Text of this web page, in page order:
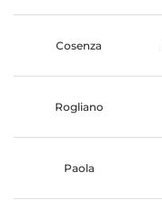
Cosenza
Rogliano
Paola